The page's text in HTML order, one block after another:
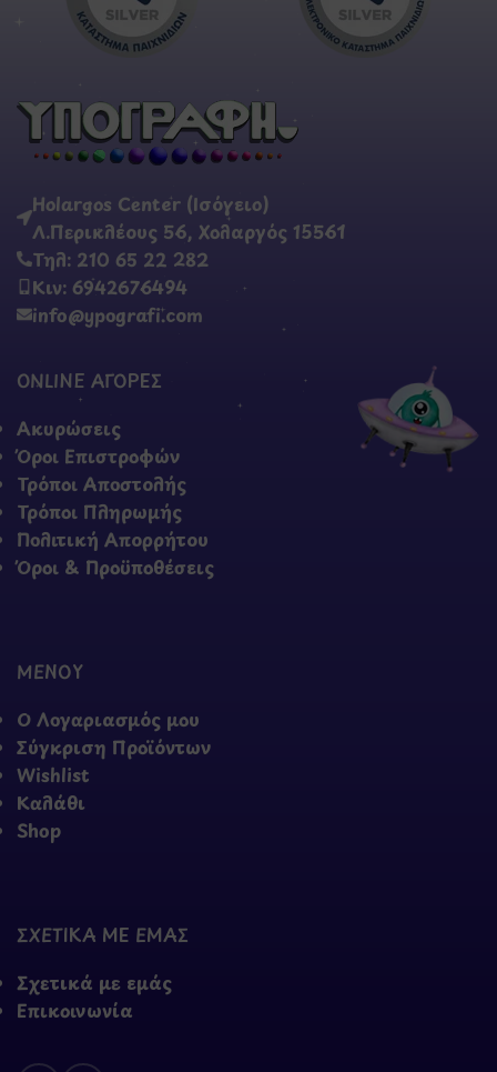
Holargos Center (Ισόγειο)
Λ.Περικλέους 56, Χολαργός 15561
Τηλ: 210 65 22 282
Κιν: 6942676494
info@ypografi.com
ONLINE ΑΓΟΡΕΣ
Ακυρώσεις
Όροι Επιστροφών
Τρόποι Αποστολής
Τρόποι Πληρωμής
Πολιτική Απορρήτου
Όροι & Προϋποθέσεις
ΜΕΝΟΥ
Ο Λογαριασμός μου
Σύγκριση Προϊόντων
Wishlist
Καλάθι
Shop
ΣΧΕΤΙΚΑ ΜΕ ΕΜΑΣ
Σχετικά με εμάς
Επικοινωνία